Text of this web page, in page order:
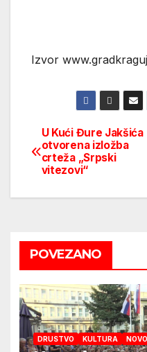
Izvor
Post
navigation
U Kući Đure Jakšića
otvorena izložba
crteža „Srpski
vitezovi“
POVEZANO
DRUSTVO KULTURA